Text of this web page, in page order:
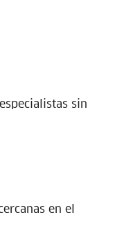
sin
en el